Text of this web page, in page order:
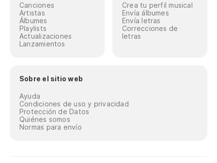
Canciones
Artistas
Álbumes
Playlists
Actualizaciones
Lanzamientos
Crea tu perfil musical
Envía álbumes
Envía letras
Correcciones de
letras
Sobre el sitio web
Ayuda
Condiciones de uso y privacidad
Protección de Datos
Quiénes somos
Normas para envío